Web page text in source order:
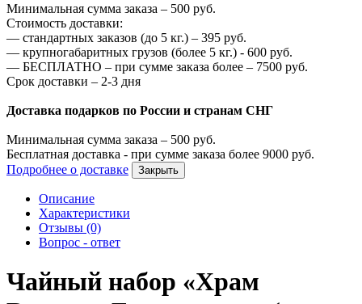
Минимальная сумма заказа – 500 руб.
Стоимость доставки:
— стандартных заказов (до 5 кг.) – 395 руб.
— крупногабаритных грузов (более 5 кг.) - 600 руб.
— БЕСПЛАТНО – при сумме заказа более – 7500 руб.
Срок доставки – 2-3 дня
Доставка подарков по России и странам СНГ
Минимальная сумма заказа – 500 руб.
Бесплатная доставка - при сумме заказа более 9000 руб.
Подробнее о доставке
Закрыть
Описание
Характеристики
Отзывы (0)
Вопрос - ответ
Чайный набор «Храм